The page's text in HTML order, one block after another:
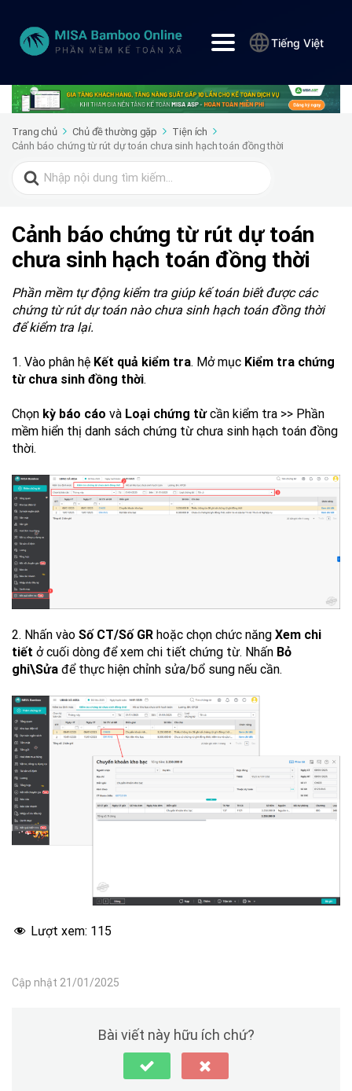
Tiếng Việt
Trang chủ Chủ đề thường gặp
Tiện ích
Cảnh báo chứng từ rút dự toán chưa sinh hạch toán đồng thời
Search
for:
Cảnh báo chứng từ rút dự toán
chưa sinh hạch toán đồng thời
Phần mềm tự động kiểm tra giúp kế toán biết được các
chứng từ rút dự toán nào chưa sinh hạch toán đồng thời
để kiểm tra lại.
1. Vào phân hệ Kết quả kiểm tra. Mở mục Kiểm tra chứng
từ chưa sinh đồng thời.
Chọn kỳ báo cáo và Loại chứng từcần kiểm tra >> Phần
mềm hiển thị danh sách chứng từ chưa sinh hạch toán đồng
thời.
2. Nhấn vào Số CT/Số GR hoặc chọn chức năng Xem chi
tiết ở cuối dòng để xem chi tiết chứng từ. Nhấn Bỏ
ghi\Sửa để thực hiện chỉnh sửa/bổ sung nếu cần.
Lượt xem: 115
Cập nhật 21/01/2025
Bài viết này hữu ích chứ?